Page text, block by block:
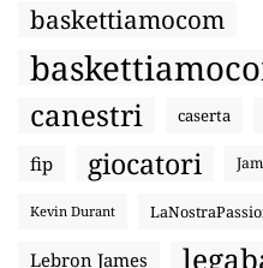
baskettiamocom
canestri caserta
fip giocatori
Kevin Durant
Lebron James